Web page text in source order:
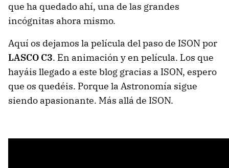
que ha quedado ahí, una de las grandes
incógnitas ahora mismo.
Aquí os dejamos la película del paso de ISON por
LASCO C3. En animación y en película. Los que
hayáis llegado a este blog gracias a ISON, espero
que os quedéis. Porque la Astronomía sigue
siendo apasionante. Más allá de ISON.